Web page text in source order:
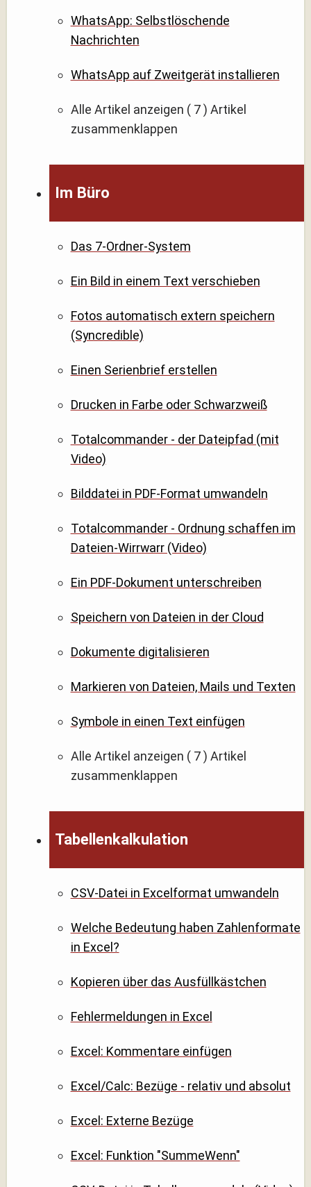
WhatsApp: Selbstlöschende
Nachrichten
WhatsApp auf Zweitgerät installieren
Alle Artikel anzeigen ( 7 ) Artikel
zusammenklappen
Im Büro
Das 7-Ordner-System
Ein Bild in einem Text verschieben
Fotos automatisch extern speichern
(Syncredible)
Einen Serienbrief erstellen
Drucken in Farbe oder Schwarzweiß
Totalcommander - der Dateipfad (mit
Video)
Bilddatei in PDF-Format umwandeln
Totalcommander - Ordnung schaffen im
Dateien-Wirrwarr (Video)
Ein PDF-Dokument unterschreiben
Speichern von Dateien in der Cloud
Dokumente digitalisieren
Markieren von Dateien, Mails und Texten
Symbole in einen Text einfügen
Alle Artikel anzeigen ( 7 ) Artikel
zusammenklappen
Tabellenkalkulation
CSV-Datei in Excelformat umwandeln
Welche Bedeutung haben Zahlenformate
in Excel?
Kopieren über das Ausfüllkästchen
Fehlermeldungen in Excel
Excel: Kommentare einfügen
Excel/Calc: Bezüge - relativ und absolut
Excel: Externe Bezüge
Excel: Funktion "SummeWenn"